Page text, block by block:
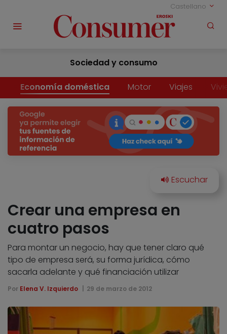
Castellano
Sociedad y consumo
Economía doméstica Motor Viajes
Crear una empresa en
cuatro pasos
Para montar un negocio, hay que tener claro qué
tipo de empresa será, su forma jurídica, cómo
sacarla adelante y qué financiación utilizar
Por Elena V. Izquierdo 29 de marzo de 2012